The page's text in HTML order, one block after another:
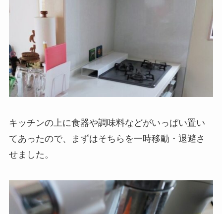
キッチンの上に食器や調味料などがいっぱい置い
てあったので、まずはそちらを一時移動・退避さ
せました。